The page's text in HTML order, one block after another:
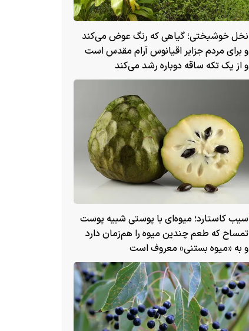
نخل خوشبختی؛ گیاهی که رنگ عوض می‌کند
و برای مردم جزایر اقیانوس آرام مقدس است
و از یک تکه ساقه دوباره رشد می‌کند
سیب کاستارد؛ میوه‌ای با پوستی شبیه پوست
تمساح که طعم چندین میوه را هم‌زمان دارد
و به «میوه بستنی» معروف است